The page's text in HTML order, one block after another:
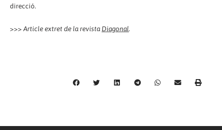
direcció.
>>> Article extret de la revista Diagonal.